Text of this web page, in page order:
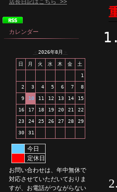
店長日記はこちら >>
カレンダー
2026年8月
日 月 火 水 木 金 土
1
2 3 4 5 6 7 8
9 10 11 12 13 14 15
16 17 18 19 20 21 22
23 24 25 26 27 28 29
30 31
今日
定休日
お問い合わせは、年中無休で
対応させていただいておりま
すが、お電話がつながらない
2.